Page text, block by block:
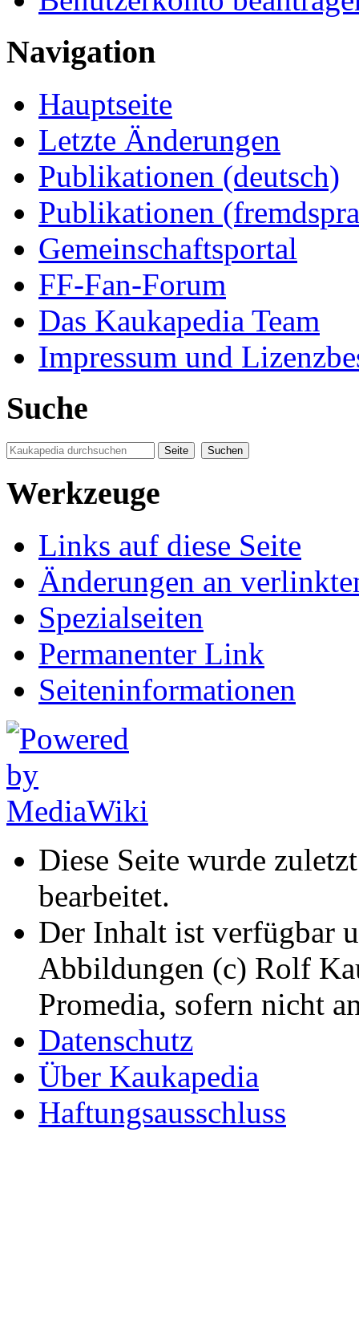
Navigation
Hauptseite
Letzte Änderungen
Publikationen (deutsch)
Publikationen
Gemeinschaftsportal
FF-Fan-Forum
Das Kaukapedia Team
Impressum und
Suche
Werkzeuge
Links auf diese Seite
Änderungen an
Spezialseiten
Permanenter Link
Seiten­informationen
Diese Seite wurde
bearbeitet.
Der Inhalt ist verfügbar
Abbildungen (c) Rolf
Promedia, sofern nicht
Datenschutz
Über Kaukapedia
Haftungsausschluss